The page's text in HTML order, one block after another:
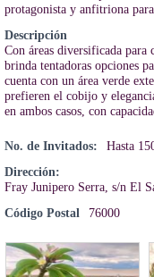
protagonista y anfitriona
Descripción
Con áreas diversificada para
brinda tentadoras opciones
cuenta con un área verde
prefieren el cobijo y
en ambos casos, con
No. de Invitados:
Hasta
Dirección:
Fray Junipero Serra, s/n El
Código Postal
76000